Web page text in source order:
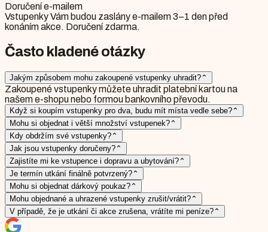
Doručení e-mailem
Vstupenky Vám budou zaslány e-mailem 3–1 den před
konáním akce. Doručení zdarma.
Často kladené otázky
Jakým způsobem mohu zakoupené vstupenky uhradit? ⌃
Zakoupené vstupenky můžete uhradit platební kartou na
našem e-shopu nebo formou bankovního převodu.
Když si koupím vstupenky pro dva, budu mít místa vedle sebe? ⌃
Mohu si objednat i větší množství vstupenek? ⌃
Kdy obdržím své vstupenky? ⌃
Jak jsou vstupenky doručeny? ⌃
Zajistíte mi ke vstupence i dopravu a ubytování? ⌃
Je termín utkání finálně potvrzený? ⌃
Mohu si objednat dárkový poukaz? ⌃
Mohu objednané a uhrazené vstupenky zrušit/vrátit? ⌃
V případě, že je utkání či akce zrušena, vrátíte mi peníze? ⌃